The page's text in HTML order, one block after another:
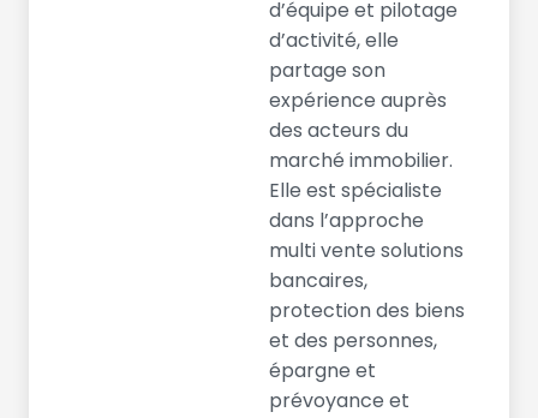
d’équipe et pilotage
d’activité, elle
partage son
expérience auprès
des acteurs du
marché immobilier.
Elle est spécialiste
dans l’approche
multi vente solutions
bancaires,
protection des biens
et des personnes,
épargne et
prévoyance et